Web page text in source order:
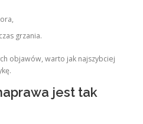
grzania.
objawów, warto jak najszybciej
jest tak